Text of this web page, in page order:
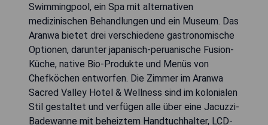
Swimmingpool, ein Spa mit alternativen
medizinischen Behandlungen und ein Museum. Das
Aranwa bietet drei verschiedene gastronomische
Optionen, darunter japanisch-peruanische Fusion-
Küche, native Bio-Produkte und Menüs von
Chefköchen entworfen. Die Zimmer im Aranwa
Sacred Valley Hotel & Wellness sind im kolonialen
Stil gestaltet und verfügen alle über eine Jacuzzi-
Badewanne mit beheiztem Handtuchhalter, LCD-